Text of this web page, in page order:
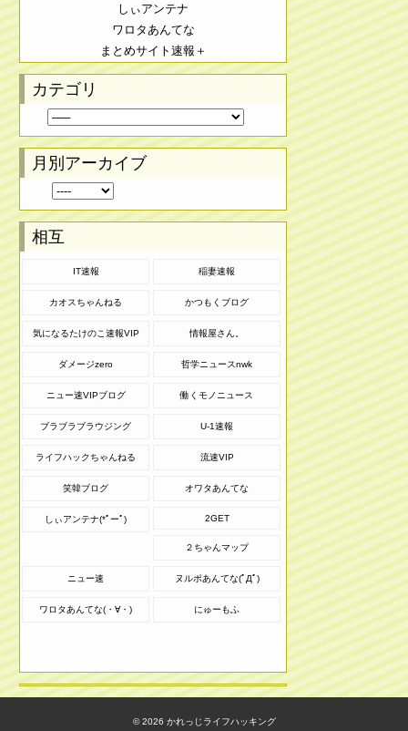
しぃアンテナ
ワロタあんてな
まとめサイト速報＋
カテゴリ
月別アーカイブ
相互
IT速報 稲妻速報
カオスちゃんねる かつもくブログ
気になるたけのこ速報VIP 情報屋さん。
ダメージzero 哲学ニュースnwk
ニュー速VIPブログ 働くモノニュース
ブラブラブラウジング U-1速報
ライフハックちゃんねる 流速VIP
笑韓ブログ オワタあんてな
しぃアンテナ(*ﾟーﾟ) 2GET
２ちゃんマップ
ニュー速 ヌルポあんてな(ﾟДﾟ)
ワロタあんてな(・∀・) にゅーもふ
© 2026 かれっじライフハッキング